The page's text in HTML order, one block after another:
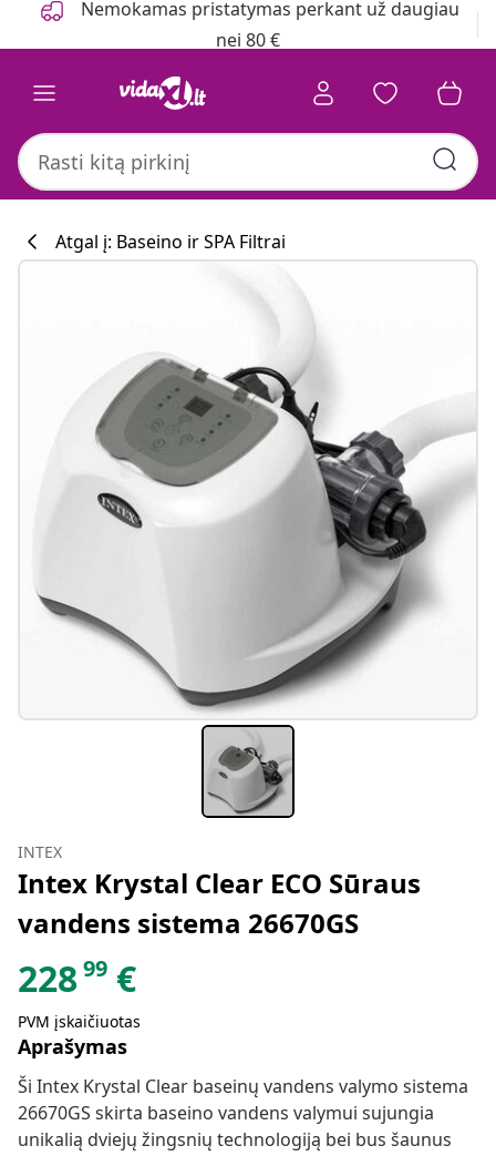
Nemokamas pristatymas perkant už daugiau
nei 80 €
Atgal į: Baseino ir SPA Filtrai
INTEX
Intex Krystal Clear ECO Sūraus
vandens sistema 26670GS
22899 €
PVM įskaičiuotas
Aprašymas
Ši Intex Krystal Clear baseinų vandens valymo sistema
26670GS skirta baseino vandens valymui sujungia
unikalią dviejų žingsnių technologiją bei bus šaunus